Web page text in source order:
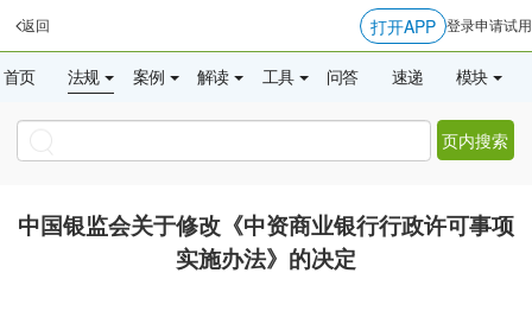
返回 打开APP 登录申请试用
首页 法规 案例 解读 工具 问答 速递 模块
页内搜索
中国银监会关于修改《中资商业银行行政许可事项
实施办法》的决定